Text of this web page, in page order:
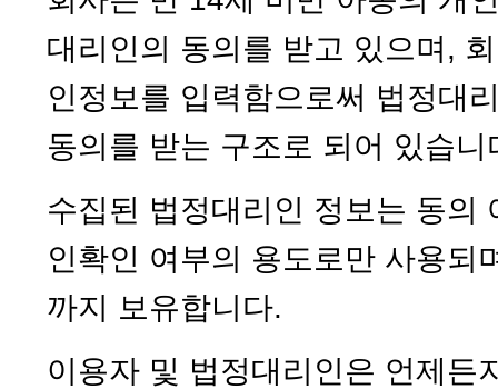
대리인의 동의를 받고 있으며,
인정보를 입력함으로써 법정대
동의를 받는 구조로 되어 있습니
수집된 법정대리인 정보는 동의
인확인 여부의 용도로만 사용되
까지 보유합니다.
이용자 및 법정대리인은 언제든